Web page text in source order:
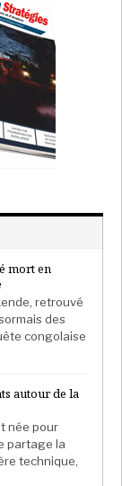
mort en
retrouvé
des
congolaise
autour de la
née pour
partage la
technique,